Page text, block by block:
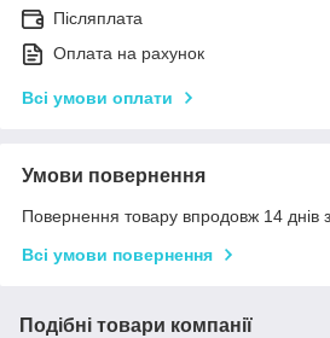
Післяплата
Оплата на рахунок
Всі умови оплати
Умови повернення
Повернення товару впродовж 14 днів
Всі умови повернення
Подібні товари компанії